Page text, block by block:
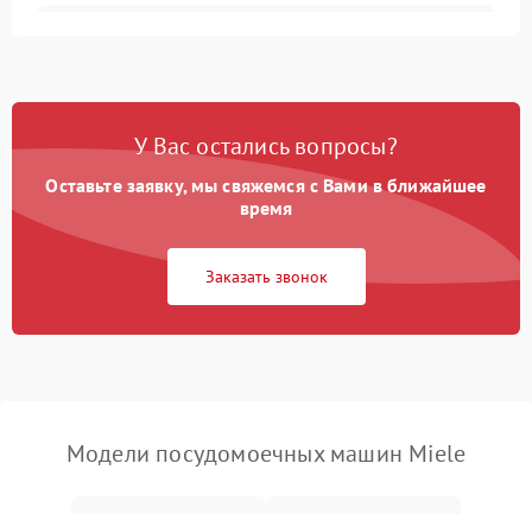
Проблемы с набором
Не работает сушилка 2100 ₽ Подробнее →
Сбои в работе таймера 1700 ₽
У Вас остались вопросы?
Оставьте заявку, мы свяжемся с Вами в ближайшее
время
Заказать звонок
Модели посудомоечных машин Miele